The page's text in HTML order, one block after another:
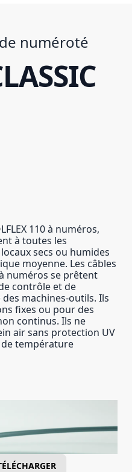
numéroté
110 à numéros,
à toutes les
secs ou humides
moyenne. Les câbles
numéros se prêtent
contrôle et de
machines-outils. Ils
fixes ou pour des
continus. Ils ne
air sans protection UV
température